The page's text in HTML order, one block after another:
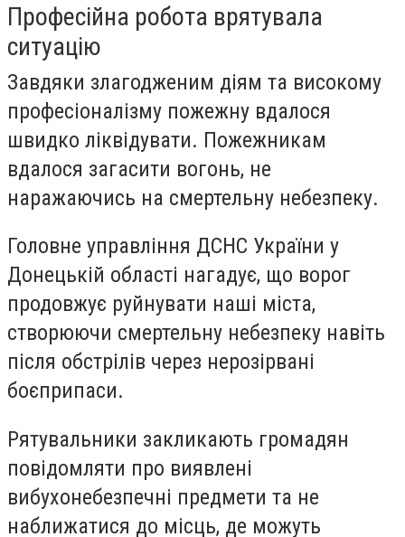
Професійна робота врятувала
ситуацію
Завдяки злагодженим діям та високому
професіоналізму пожежну вдалося
швидко ліквідувати. Пожежникам
вдалося загасити вогонь, не
наражаючись на смертельну небезпеку.
Головне управління ДСНС України у
Донецькій області нагадує, що ворог
продовжує руйнувати наші міста,
створюючи смертельну небезпеку навіть
після обстрілів через нерозірвані
боєприпаси.
Рятувальники закликають громадян
повідомляти про виявлені
вибухонебезпечні предмети та не
наближатися до місць, де можуть